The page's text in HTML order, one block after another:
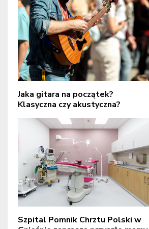
Jaka gitara na początek?
Klasyczna czy akustyczna?
Szpital Pomnik Chrztu Polski w